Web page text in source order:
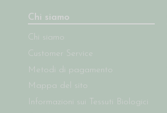
Chi siamo
Chi siamo
Customer Service
Metodi di pagamento
Mappa del sito
Informazioni sui Tessuti Biologici